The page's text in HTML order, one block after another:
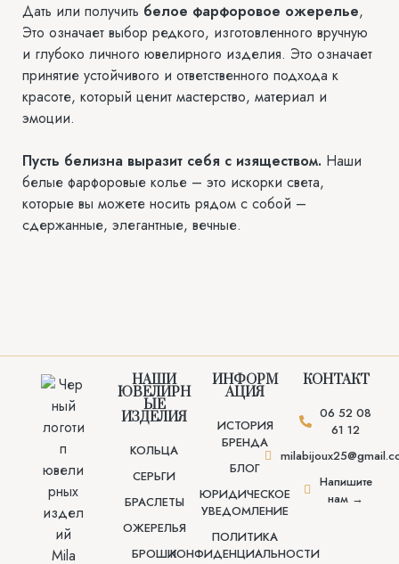
Дать или получить белое фарфоровое ожерелье,
Это означает выбор редкого, изготовленного вручную
и глубоко личного ювелирного изделия. Это означает
принятие устойчивого и ответственного подхода к
красоте, который ценит мастерство, материал и
эмоции.
Пусть белизна выразит себя с изяществом. Наши
белые фарфоровые колье – это искорки света,
которые вы можете носить рядом с собой –
сдержанные, элегантные, вечные.
НАШИ
ЮВЕЛИРН
ЫЕ
ИЗДЕЛИЯ
КОЛЬЦА
СЕРЬГИ
БРАСЛЕТЫ
ОЖЕРЕЛЬЯ
БРОШИ
ИНФОРМ
АЦИЯ
ИСТОРИЯ
БРЕНДА
БЛОГ
ЮРИДИЧЕСКОЕ
УВЕДОМЛЕНИЕ
ПОЛИТИКА
КОНФИДЕНЦИАЛЬНОСТИ
КОНТАКТ
06 52 08
61 12
Напишите
нам →